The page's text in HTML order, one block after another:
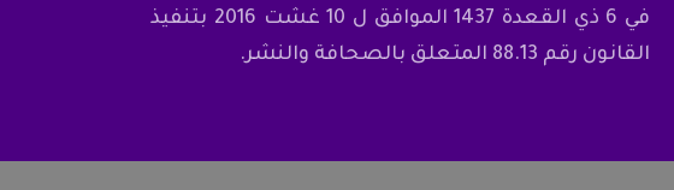
في 6 ذي القعدة 1437 الموافق ل 10 غشت 2016 بتنفيذ
القانون رقم 88.13 المتعلق بالصحافة والنشر.